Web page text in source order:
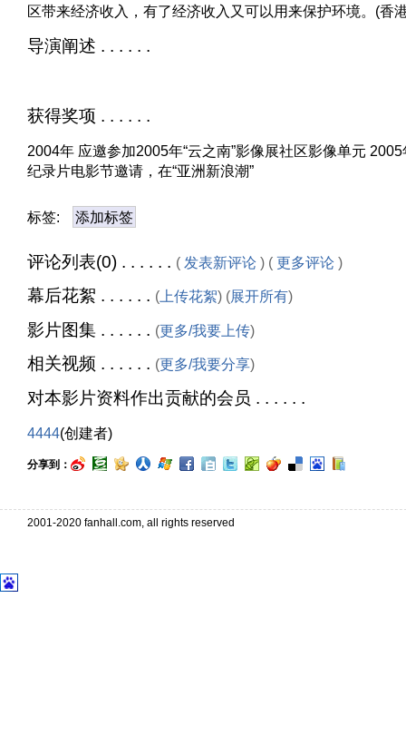
区带来经济收入，有了经济收入又可以用来保护环境。(香
导演阐述 . . . . . .
获得奖项 . . . . . .
2004年 应邀参加2005年“云之南”影像展社区影像单元
纪录片电影节邀请，在“亚洲新浪潮”
标签: 添加标签
评论列表(0) . . . . . . ( 发表新评论 ) ( 更多评论 )
幕后花絮 . . . . . . ( 上传花絮) (展开所有)
影片图集 . . . . . . (更多/我要上传)
相关视频 . . . . . . (更多/我要分享)
对本影片资料作出贡献的会员 . . . . . .
4444(创建者)
分享到：
2001-2020 fanhall.com, all rights reserved